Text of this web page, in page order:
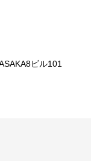
ビル101